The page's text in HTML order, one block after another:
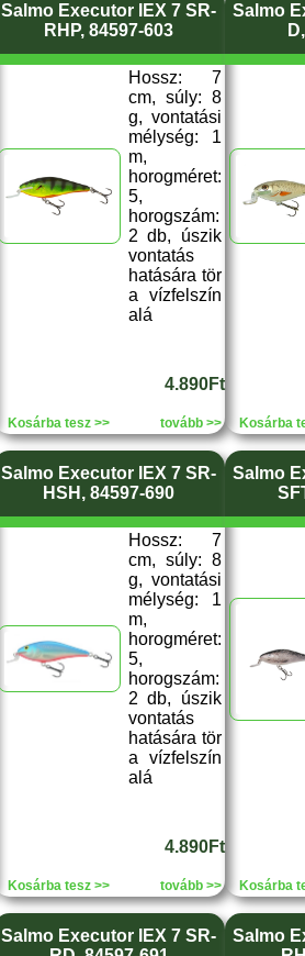
Salmo Executor IEX 7 SR-
RHP, 84597-603
Hossz: 7
cm, súly: 8
g, vontatási
mélység: 1
m,
horogméret:
5,
horogszám:
2 db, úszik
vontatás
hatására tör
a vízfelszín
alá
4.890Ft
Kosárba tesz >> tovább >>
Salmo
Kosárba
Salmo Executor IEX 7 SR-
HSH, 84597-690
Hossz: 7
cm, súly: 8
g, vontatási
mélység: 1
m,
horogméret:
5,
horogszám:
2 db, úszik
vontatás
hatására tör
a vízfelszín
alá
4.890Ft
Kosárba tesz >> tovább >>
Salmo
Kosárba
Salmo Executor IEX 7 SR-
Salmo